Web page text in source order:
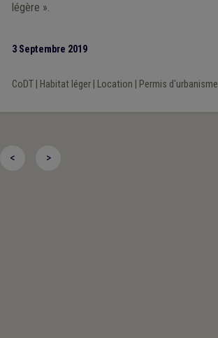
légère ».
3 Septembre 2019
CoDT| Habitat léger| Location Permis d'urbanisme
< >